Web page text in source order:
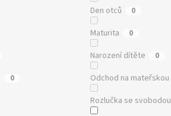
Den otců 0
Maturita 0
Narození dítěte 0
0 Odchod na mateřskou
Rozlučka se svobodou